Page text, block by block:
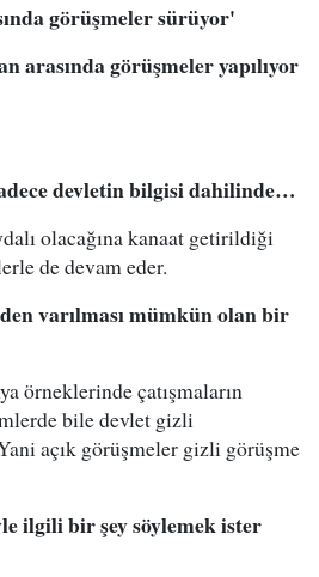
görüşmeler sürüyor'
arasında görüşmeler yapılıyor
devletin bilgisi dahilinde…
olacağına kanaat getirildiği
de devam eder.
varılması mümkün olan bir
örneklerinde çatışmaların
bile devlet gizli
açık görüşmeler gizli görüşme
ilgili bir şey söylemek ister